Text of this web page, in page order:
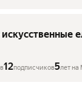
12подписчиков5лет на